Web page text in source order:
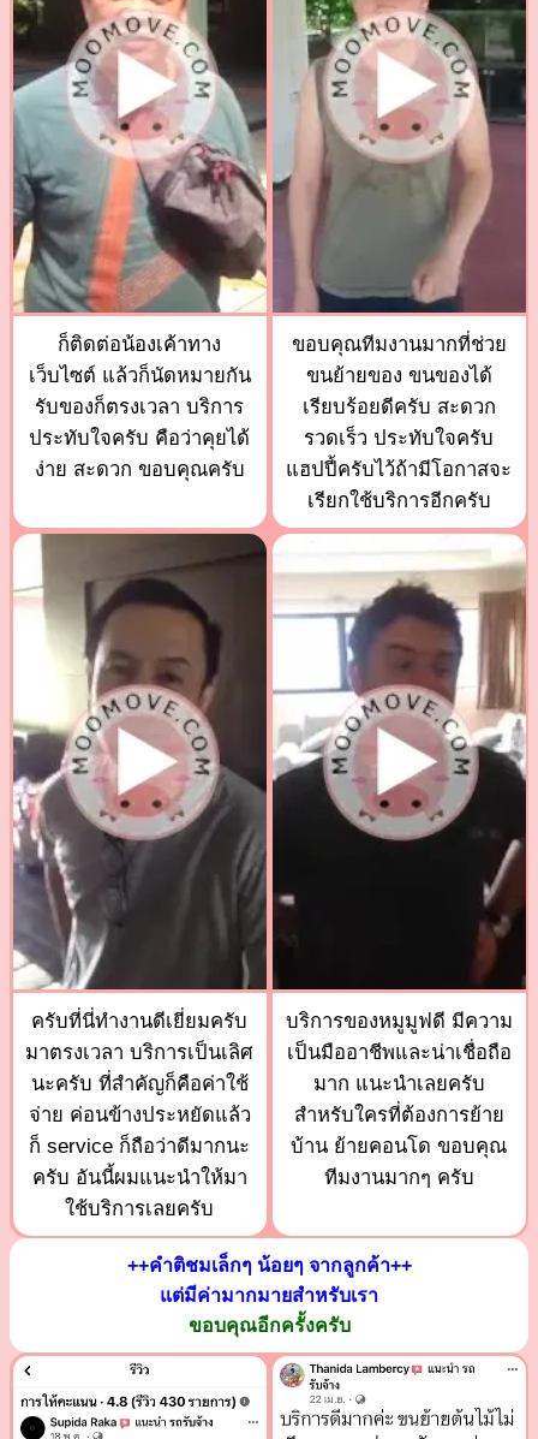
ก็ติดต่อน้องเค้าทาง
เว็บไซต์ แล้วก็นัดหมายกัน
รับของก็ตรงเวลา บริการ
ประทับใจครับ คือว่าคุยได้
ง่าย สะดวก ขอบคุณครับ
ขอบคุณทีมงานมากที่ช่วย
ขนย้ายของ ขนของได้
เรียบร้อยดีครับ สะดวก
รวดเร็ว ประทับใจครับ
แฮปปี้ครับไว้ถ้ามีโอกาสจะ
เรียกใช้บริการอีกครับ
ครับที่นี่ทำงานดีเยี่ยมครับ
มาตรงเวลา บริการเป็นเลิศ
นะครับ ที่สำคัญก็คือค่าใช้
จ่าย ค่อนข้างประหยัดแล้ว
ก็ service ก็ถือว่าดีมากนะ
ครับ อันนี้ผมแนะนำให้มา
ใช้บริการเลยครับ
บริการของหมูมูฟดี มีความ
เป็นมืออาชีพและน่าเชื่อถือ
มาก แนะนำเลยครับ
สำหรับใครที่ต้องการย้าย
บ้าน ย้ายคอนโด ขอบคุณ
ทีมงานมากๆ ครับ
++คำติชมเล็กๆ น้อยๆ จากลูกค้า++
แต่มีค่ามากมายสำหรับเรา
ขอบคุณอีกครั้งครับ